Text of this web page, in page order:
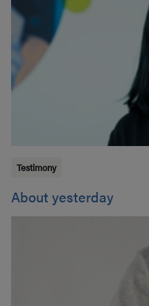
Testimony
About yesterday